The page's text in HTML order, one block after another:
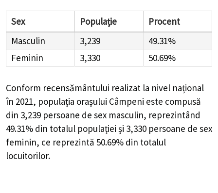
Sex Populație
Procent
Masculin
3,239
49.31%
Feminin
3,330 50.69%
Conform recensământului realizat la nivel național
în 2021, populația orașului Câmpeni este compusă
din 3,239 persoane de sex masculin, reprezintând
49.31% din totalul populației și 3,330 persoane de sex
feminin, ce reprezintă 50.69% din totalul
locuitorilor.